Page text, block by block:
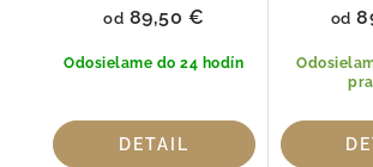
Odosielame do 24 hodín
od 89,50 €
DETAIL
od